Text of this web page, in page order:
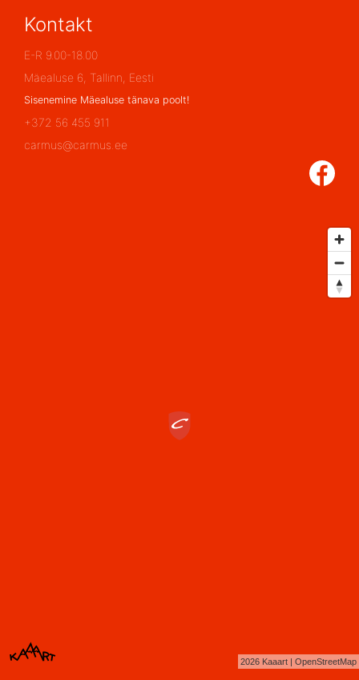
Kontakt
E-R 9.00-18.00
Mäealuse 6, Tallinn, Eesti
Sisenemine Mäealuse tänava poolt!
+372 56 455 911
carmus@carmus.ee